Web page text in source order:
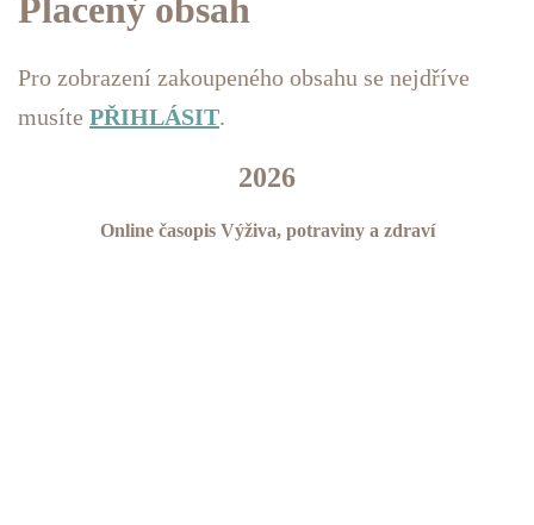
Placený obsah
Pro zobrazení zakoupeného obsahu se nejdříve
musíte PŘIHLÁSIT.
2026
Online časopis Výživa, potraviny a zdraví